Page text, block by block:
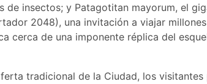
de insectos; y Patagotitan mayorum, el
2048), una invitación a viajar
cerca de una imponente réplica del
tradicional de la Ciudad, los